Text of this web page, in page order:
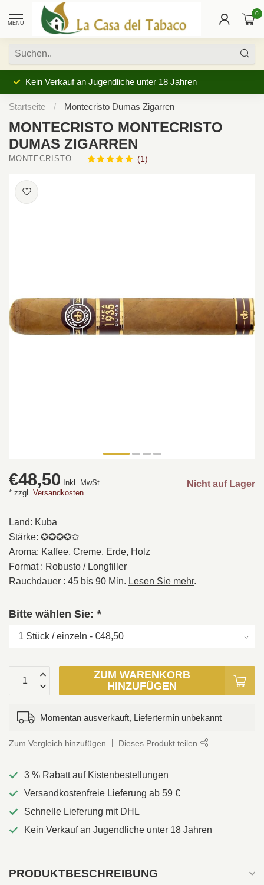
MENU
0
Kein Verkauf an Jugendliche unter 18 Jahren
Startseite / Montecristo Dumas Zigarren
MONTECRISTO MONTECRISTO
DUMAS ZIGARREN
MONTECRISTO (1)
€48,50
Inkl. MwSt.
* zzgl. Versandkosten
Nicht auf Lager
Land: Kuba
Stärke: ✪✪✪✪✩
Aroma: Kaffee, Creme, Erde, Holz
Format : Robusto / Longfiller
Rauchdauer : 45 bis 90 Min. Lesen Sie mehr.
Bitte wählen Sie: *
ZUM WARENKORB
HINZUFÜGEN
Momentan ausverkauft, Liefertermin unbekannt
Zum Vergleich hinzufügen Dieses Produkt teilen
3 % Rabatt auf Kistenbestellungen
Versandkostenfreie Lieferung ab 59 €
Schnelle Lieferung mit DHL
Kein Verkauf an Jugendliche unter 18 Jahren
PRODUKTBESCHREIBUNG